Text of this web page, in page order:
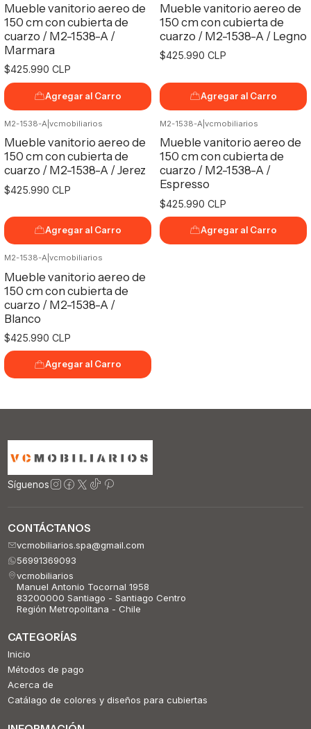
Mueble vanitorio aereo de
150 cm con cubierta de
cuarzo / M2-1538-A /
Marmara
$425.990 CLP
Agregar al Carro
Mueble vanitorio aereo de
150 cm con cubierta de
cuarzo / M2-1538-A / Legno
$425.990 CLP
Agregar al Carro
M2-1538-A vcmobiliarios
Mueble vanitorio aereo de
150 cm con cubierta de
cuarzo / M2-1538-A / Jerez
$425.990 CLP
Agregar al Carro
M2-1538-A vcmobiliarios
Mueble vanitorio aereo de
150 cm con cubierta de
cuarzo / M2-1538-A /
Espresso
$425.990 CLP
Agregar al Carro
M2-1538-A| vcmobiliarios
Mueble vanitorio aereo de
150 cm con cubierta de
cuarzo / M2-1538-A /
Blanco
$425.990 CLP
Agregar al Carro
Síguenos
CONTÁCTANOS
vcmobiliarios.spa@gmail.com
56991369093
vcmobiliarios
Manuel Antonio Tocornal 1958
83200000 Santiago - Santiago Centro
Región Metropolitana - Chile
CATEGORÍAS
Inicio
Métodos de pago
Acerca de
Catálago de colores y diseños para cubiertas